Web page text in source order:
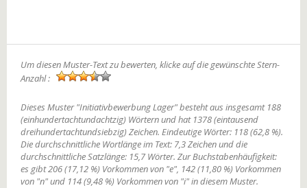
Um diesen Muster-Text zu bewerten, klicke auf die gewünschte Stern-
Anzahl :
Dieses Muster "Initiativbewerbung Lager" besteht aus insgesamt 188
(einhundertachtundachtzig) Wörtern und hat 1378 (eintausend
dreihundertachtundsiebzig) Zeichen. Eindeutige Wörter: 118 (62,8 %).
Die durchschnittliche Wortlänge im Text: 7,3 Zeichen und die
durchschnittliche Satzlänge: 15,7 Wörter. Zur Buchstabenhäufigkeit:
es gibt 206 (17,12 %) Vorkommen von "e", 142 (11,80 %) Vorkommen
von "n" und 114 (9,48 %) Vorkommen von "i" in diesem Muster.